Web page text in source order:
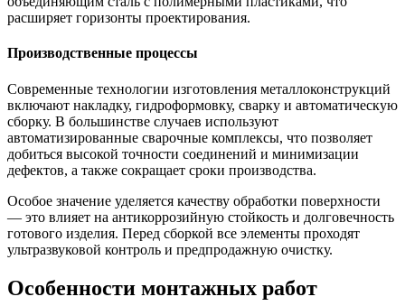
расширяет горизонты проектирования.
Производственные процессы
Современные технологии изготовления металлоконструкций
включают накладку, гидроформовку, сварку и автоматическую
сборку. В большинстве случаев используют
автоматизированные сварочные комплексы, что позволяет
добиться высокой точности соединений и минимизации
дефектов, а также сокращает сроки производства.
Особое значение уделяется качеству обработки поверхности
— это влияет на антикоррозийную стойкость и долговечность
готового изделия. Перед сборкой все элементы проходят
ультразвуковой контроль и предпродажную очистку.
Особенности монтажных работ